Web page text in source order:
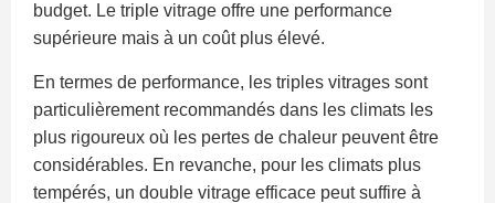
budget. Le triple vitrage offre une performance
supérieure mais à un coût plus élevé.
En termes de performance, les triples vitrages sont
particulièrement recommandés dans les climats les
plus rigoureux où les pertes de chaleur peuvent être
considérables. En revanche, pour les climats plus
tempérés, un double vitrage efficace peut suffire à